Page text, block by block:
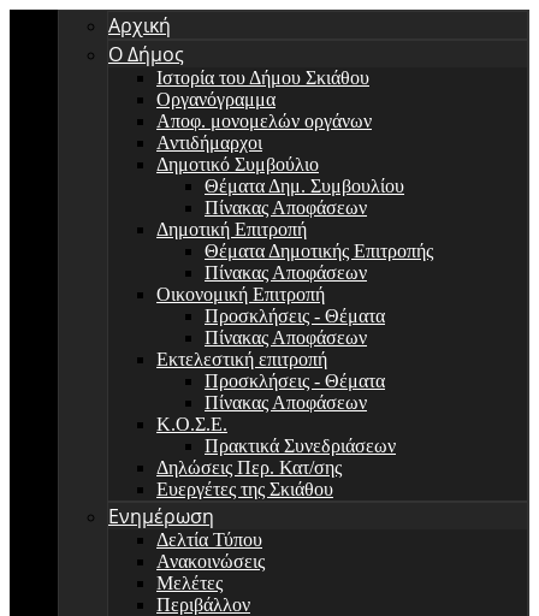
Αρχική
Ο Δήμος
Ιστορία του Δήμου Σκιάθου
Οργανόγραμμα
Αποφ. μονομελών οργάνων
Αντιδήμαρχοι
Δημοτικό Συμβούλιο
Θέματα Δημ. Συμβουλίου
Πίνακας Αποφάσεων
Δημοτική Επιτροπή
Θέματα Δημοτικής Επιτροπής
Πίνακας Αποφάσεων
Οικονομική Επιτροπή
Προσκλήσεις - Θέματα
Πίνακας Αποφάσεων
Εκτελεστική επιτροπή
Προσκλήσεις - Θέματα
Πίνακας Αποφάσεων
Κ.Ο.Σ.Ε.
Πρακτικά Συνεδριάσεων
Δηλώσεις Περ. Κατ/σης
Ευεργέτες της Σκιάθου
Ενημέρωση
Δελτία Τύπου
Ανακοινώσεις
Μελέτες
Περιβάλλον